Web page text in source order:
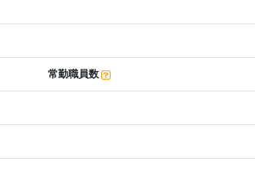
常勤職員数